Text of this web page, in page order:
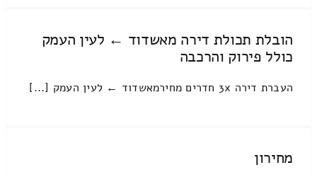
הובלת תכולת דירה מאשדוד ← לעין העמק
כולל פירוק והרכבה
העברת דירה 3x חדרים מחירמאשדוד ← לעין העמק [...]
מחירון